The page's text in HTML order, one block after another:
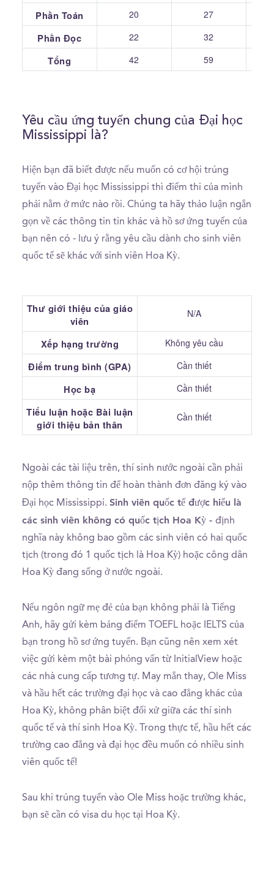
Phần Toán
20 27
Phần Đọc 22 32
Tổng 42 59
Yêu cầu ứng tuyển chung của Đại học
Mississippi là?
Hiện bạn đã biết được nếu muốn có cơ hội trúng
tuyển vào Đại học Mississippi thì điểm thi của mình
phải nằm ở mức nào rồi. Chúng ta hãy thảo luận ngắn
gọn về các thông tin tin khác và hồ sơ ứng tuyển của
bạn nên có - lưu ý rằng yêu cầu dành cho sinh viên
quốc tế sẽ khác với sinh viên Hoa Kỳ.
Thư giới thiệu của giáo
viên
N/A
Xếp hạng trường Không yêu cầu
Điểm trung bình (GPA) Cần thiết
Học bạ Cần thiết
Tiểu luận hoặc Bài luận
giới thiệu bản thân
Cần thiết
Ngoài các tài liệu trên, thí sinh nước ngoài cần phải
nộp thêm thông tin để hoàn thành đơn đăng ký vào
Đại học Mississippi. Sinh viên quốc tế được hiểu là
các sinh viên không có quốc tịch Hoa Kỳ - định
nghĩa này không bao gồm các sinh viên có hai quốc
tịch (trong đó 1 quốc tịch là Hoa Kỳ) hoặc công dân
Hoa Kỳ đang sống ở nước ngoài.
Nếu ngôn ngữ mẹ đẻ của bạn không phải là Tiếng
Anh, hãy gửi kèm bảng điểm TOEFL hoặc IELTS của
bạn trong hồ sơ ứng tuyển. Bạn cũng nên xem xét
việc gửi kèm một bài phỏng vấn từ InitialView hoặc
các nhà cung cấp tương tự. May mắn thay, Ole Miss
và hầu hết các trường đại học và cao đẳng khác của
Hoa Kỳ, không phân biệt đối xử giữa các thí sinh
quốc tế và thí sinh Hoa Kỳ. Trong thực tế, hầu hết các
trường cao đẳng và đại học đều muốn có nhiều sinh
viên quốc tế!
Sau khi trúng tuyển vào Ole Miss hoặc trường khác,
bạn sẽ cần có visa du học tại Hoa Kỳ.